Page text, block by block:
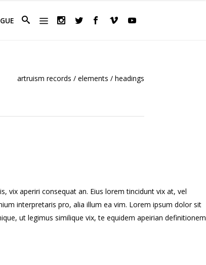
artruism records / elements / headings
vix aperiri consequat an. Eius lorem tincidunt vix at, vel
interpretaris pro, alia illum ea vim. Lorem ipsum dolor sit
ut legimus similique vix, te equidem apeirian definitionem